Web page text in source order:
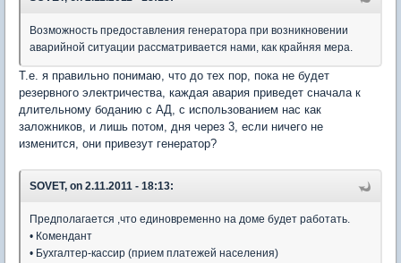
Возможность предоставления генератора при возникновении
аварийной ситуации рассматривается нами, как крайняя мера.
Т.е. я правильно понимаю, что до тех пор, пока не будет
резервного электричества, каждая авария приведет сначала к
длительному боданию с АД, с использованием нас как
заложников, и лишь потом, дня через 3, если ничего не
изменится, они привезут генератор?
SOVET, on 2.11.2011 - 18:13:
Предполагается ,что единовременно на доме будет работать.
• Комендант
• Бухгалтер-кассир (прием платежей населения)